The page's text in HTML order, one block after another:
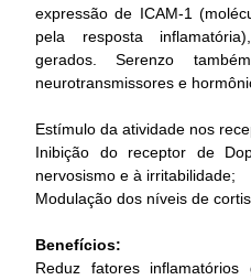
expressão de ICAM-1
pela resposta
gerados. Serenzo
neurotransmissores e
Estímulo da atividade nos
Inibição do receptor de
nervosismo e à irritabilidade;
Modulação dos níveis de
Benefícios:
Reduz fatores